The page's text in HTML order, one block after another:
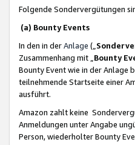
Folgende Sondervergütungen
(a) Bounty Events
In den in derAnlage („
Zusammenhang mit „ Bounty
Bounty Event wie in der Anlage
teilnehmende Startseite einer
ausführt.
Amazon zahlt keine
Anmeldungen unter Angabe
Person, wiederholter Bounty